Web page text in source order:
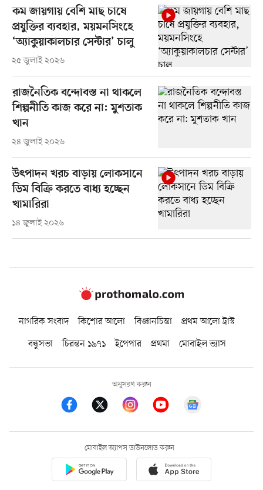
কম জায়গায় বেশি মাছ চাষে
প্রযুক্তির ব্যবহার, ময়মনসিংহে
‘অ্যাকুয়াকালচার সেন্টার’ চালু
২৫ জুলাই ২০২৬
রাজনৈতিক বন্দোবস্ত না থাকলে
শিল্পনীতি কাজ করে না: মুশতাক
খান
২৪ জুলাই ২০২৬
উৎপাদন খরচ বাড়ায় লোকসানে
ডিম বিক্রি করতে বাধ্য হচ্ছেন
খামারিরা
১৪ জুলাই ২০২৬
নাগরিক সংবাদ কিশোর আলো বিজ্ঞানচিন্তা
প্রথম আলো ট্রাস্ট
বন্ধুসভা
চিরন্তন ১৯৭১ ইপেপার প্রথমা মোবাইল ভ্যাস
অনুসরণ করুন
মোবাইল অ্যাপস ডাউনলোড করুন